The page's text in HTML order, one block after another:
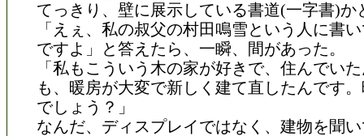
てっきり、壁に展示している書道(一字書)か
「えぇ、私の叔父の村田鳴雪という人に書
ですよ」と答えたら、一瞬、間があった。
「私もこういう木の家が好きで、住んでい
も、暖房が大変で新しく建て直したんです
でしょう？」
なんだ、ディスプレイではなく、建物を聞